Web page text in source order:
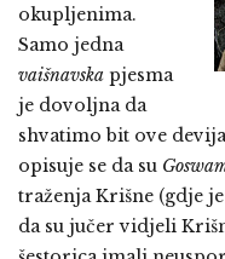
okupljenima.
Samo jedna
vaišnavska pjesma
je dovoljna da
shvatimo bit ove
opisuje se da su
traženja Krišne (gdje
da su jučer vidjeli